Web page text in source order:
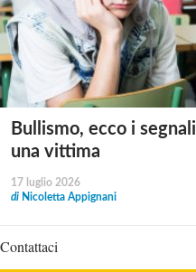
Bullismo, ecco i
una vittima
17 luglio 2026
di Nicoletta Appignani
Contattaci